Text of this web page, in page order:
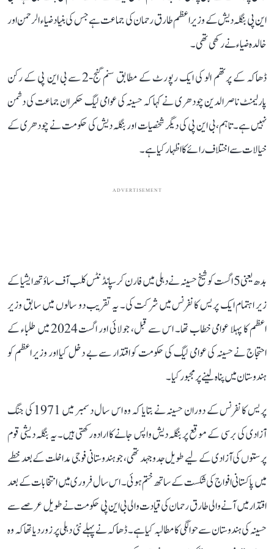
این پی بنگلہ دیش کے وزیر اعظم طارق رحمان کی جماعت ہے جس کی بنیاد ضیاء الرحمن اور
خالدہ ضیاء نے رکھی تھی۔
ڈھاکہ کے پرتھم الو کی ایک رپورٹ کے مطابق سنم گنج-2 سے بی این پی کے رکن
پارلیمنٹ ناصر الدین چودھری نے کہا کہ حسینہ کی عوامی لیگ حکمران جماعت کی دشمن
نہیں ہے۔ تاہم، بی این پی کی دیگر شخصیات اور بنگلہ دیش کی حکومت نے چودھری کے
خیالات سے اختلاف رائے کا اظہار کیا ہے۔
ADVERTISEMENT
بدھ یعنی 5 اگست کو شیخ حسینہ نے دہلی میں فارن کرسپانڈنٹس کلب آف ساؤتھ ایشیا کے
زیر اہتمام ایک پریس کانفرنس میں شرکت کی۔ یہ تقریب دو سالوں میں سابق وزیر
اعظم کا پہلا عوامی خطاب تھا۔ اس سے قبل، جولائی اور اگست 2024 میں طلباء کے
احتجاج نے حسینہ کی عوامی لیگ کی حکومت کو اقتدار سے بے دخل کیا اور وزیر اعظم کو
ہندوستان میں پناہ لینے پر مجبور کیا۔
پریس کانفرنس کے دوران حسینہ نے بتایا کہ وہ اس سال دسمبر میں 1971 کی جنگ
آزادی کی برسی کے موقع پر بنگلہ دیش واپس جانے کا ارادہ رکھتی ہیں۔ یہ بنگلہ دیشی قوم
پرستوں کی آزادی کے لیے طویل جدوجہد تھی، جو ہندوستانی فوجی مداخلت کے بعد خطے
میں پاکستانی افواج کی شکست کے ساتھ ختم ہوئی۔ اس سال فروری میں انتخابات کے بعد
اقتدار میں آنے والی طارق رحمان کی قیادت والی بی این پی حکومت نے طویل عرصے سے
حسینہ کی ہندوستان سے حوالگی کا مطالبہ کیا ہے۔ ڈھاکہ نے پہلے نئی دہلی پر زور دیا تھا کہ وہ